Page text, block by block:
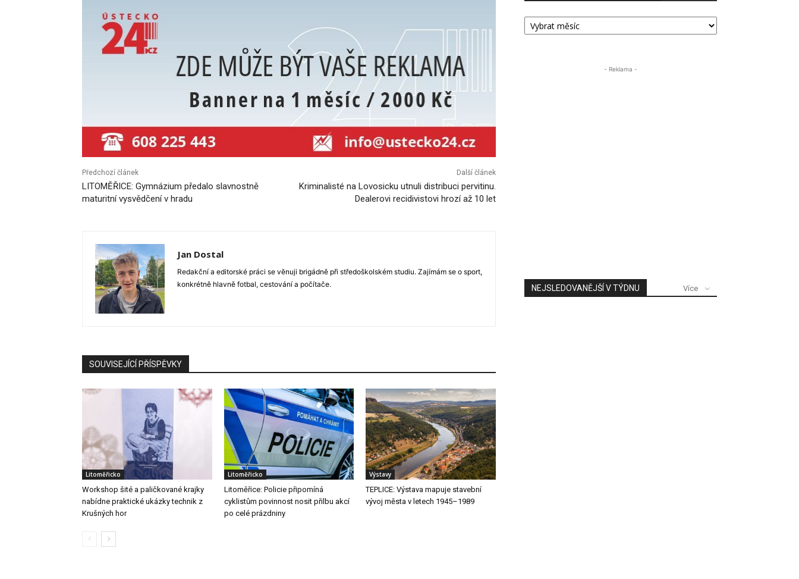
Předchozí článek
LITOMĚŘICE: Gymnázium předalo slavnostně
maturitní vysvědčení v hradu
Další článek
Kriminalisté na Lovosicku utnuli distribuci pervitinu.
Dealerovi recidivistovi hrozí až 10 let
Jan Dostal
Redakční a editorské práci se věnuji brigádně při středoškolském studiu. Zajímám se o sport,
konkrétně hlavně fotbal, cestování a počítače.
SOUVISEJÍCÍ PŘÍSPĚVKY
Litoměřicko
Workshop šité a paličkované krajky
nabídne praktické ukázky technik z
Krušných hor
Litoměřicko
Litoměřice: Policie připomíná
cyklistům povinnost nosit přilbu akcí
po celé prázdniny
Výstavy
TEPLICE: Výstava mapuje stavební
vývoj města v letech 1945–1989
ARCHIV
PŘÍSPĚVKŮ
- Reklama -
NEJSLEDOVANĚJŠÍ V TÝDNU Více